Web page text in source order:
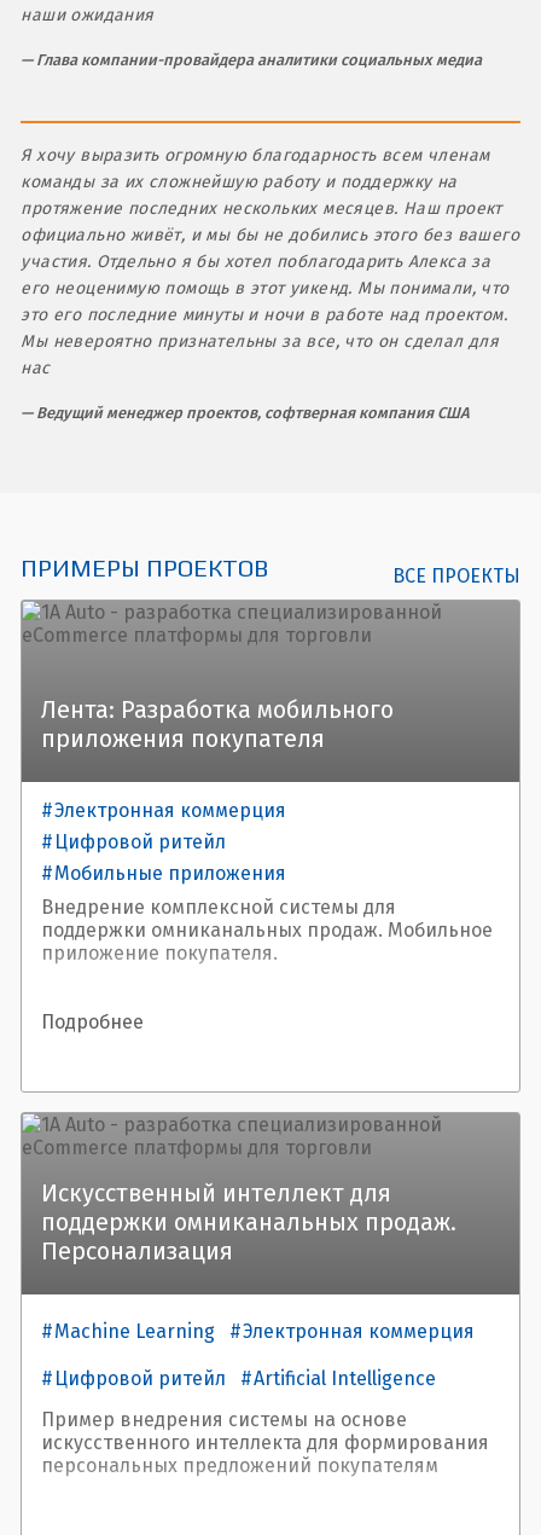
наши ожидания
Глава компании-провайдера аналитики социальных медиа
Я хочу выразить огромную благодарность всем членам
команды за их сложнейшую работу и поддержку на
протяжение последних нескольких месяцев. Наш проект
официально живёт, и мы бы не добились этого без вашего
участия. Отдельно я бы хотел поблагодарить Алекса за
его неоценимую помощь в этот уикенд. Мы понимали, что
это его последние минуты и ночи в работе над проектом.
Мы невероятно признательны за все, что он сделал для
нас
Ведущий менеджер проектов, софтверная компания США
ПРИМЕРЫ ПРОЕКТОВ ВСЕ ПРОЕКТЫ
Лента: Разработка мобильного
приложения покупателя
Электронная коммерция
Цифровой ритейл
Мобильные приложения
Внедрение комплексной системы для
поддержки омниканальных продаж. Мобильное
приложение покупателя.
Подробнее
Искусственный интеллект для
поддержки омниканальных продаж.
Персонализация
Machine Learning Электронная коммерция
Цифровой ритейл
Artificial Intelligence
Пример внедрения системы на основе
искусственного интеллекта для формирования
персональных предложений покупателям